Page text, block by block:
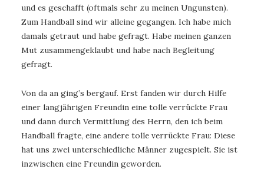
und es geschafft (oftmals sehr zu meinen Ungunsten).
Zum Handball sind wir alleine gegangen. Ich habe mich
damals getraut und habe gefragt. Habe meinen ganzen
Mut zusammengeklaubt und habe nach Begleitung
gefragt.
Von da an ging’s bergauf. Erst fanden wir durch Hilfe
einer langjährigen Freundin eine tolle verrückte Frau
und dann durch Vermittlung des Herrn, den ich beim
Handball fragte, eine andere tolle verrückte Frau: Diese
hat uns zwei unterschiedliche Männer zugespielt. Sie ist
inzwischen eine Freundin geworden.